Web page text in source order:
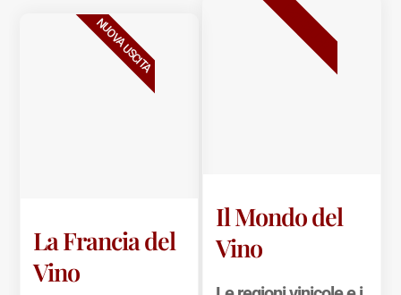
La Francia del
Vino
NUOVA USCITA
Il Mondo del
Vino
BESTSELLER